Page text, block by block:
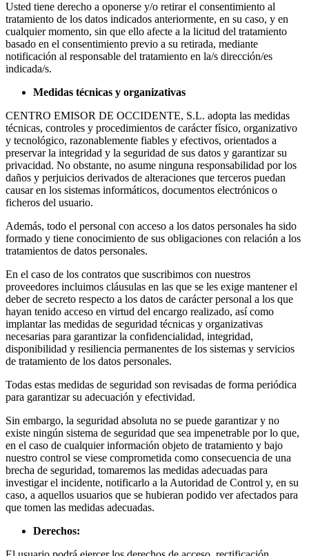
Usted tiene derecho a oponerse y/o retirar el consentimiento al
tratamiento de los datos indicados anteriormente, en su caso, y en
cualquier momento, sin que ello afecte a la licitud del tratamiento
basado en el consentimiento previo a su retirada, mediante
notificación al responsable del tratamiento en la/s dirección/es
indicada/s.
Medidas técnicas y organizativas
CENTRO EMISOR DE OCCIDENTE, S.L. adopta las medidas
técnicas, controles y procedimientos de carácter físico, organizativo
y tecnológico, razonablemente fiables y efectivos, orientados a
preservar la integridad y la seguridad de sus datos y garantizar su
privacidad. No obstante, no asume ninguna responsabilidad por los
daños y perjuicios derivados de alteraciones que terceros puedan
causar en los sistemas informáticos, documentos electrónicos o
ficheros del usuario.
Además, todo el personal con acceso a los datos personales ha sido
formado y tiene conocimiento de sus obligaciones con relación a los
tratamientos de datos personales.
En el caso de los contratos que suscribimos con nuestros
proveedores incluimos cláusulas en las que se les exige mantener el
deber de secreto respecto a los datos de carácter personal a los que
hayan tenido acceso en virtud del encargo realizado, así como
implantar las medidas de seguridad técnicas y organizativas
necesarias para garantizar la confidencialidad, integridad,
disponibilidad y resiliencia permanentes de los sistemas y servicios
de tratamiento de los datos personales.
Todas estas medidas de seguridad son revisadas de forma periódica
para garantizar su adecuación y efectividad.
Sin embargo, la seguridad absoluta no se puede garantizar y no
existe ningún sistema de seguridad que sea impenetrable por lo que,
en el caso de cualquier información objeto de tratamiento y bajo
nuestro control se viese comprometida como consecuencia de una
brecha de seguridad, tomaremos las medidas adecuadas para
investigar el incidente, notificarlo a la Autoridad de Control y, en su
caso, a aquellos usuarios que se hubieran podido ver afectados para
que tomen las medidas adecuadas.
Derechos: